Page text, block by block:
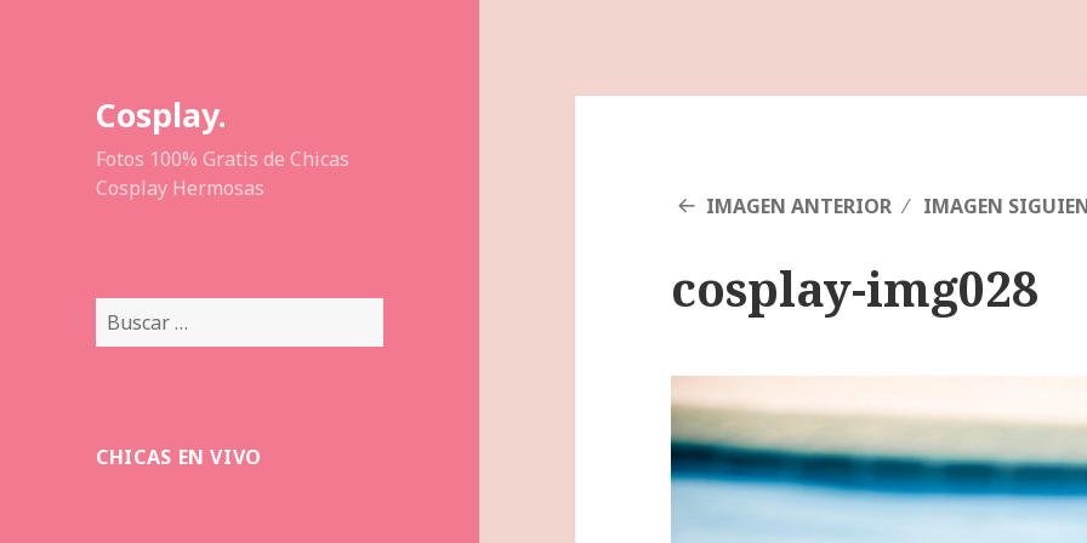
Cosplay.
Fotos 100% Gratis de Chicas
Cosplay Hermosas
Buscar:
CHICAS EN VIVO
IMAGEN ANTERIOR IMAGEN
cosplay-img028